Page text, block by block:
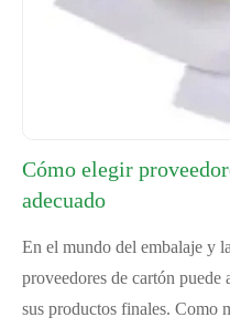
Cómo elegir
adecuado
En el mundo del embalaje y
proveedores de cartón puede
sus productos finales. Como